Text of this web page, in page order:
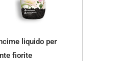
liquido per
fiorite